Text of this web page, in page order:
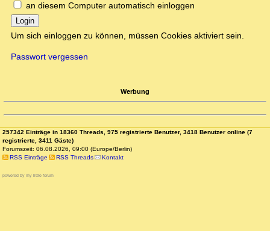
an diesem Computer automatisch einloggen
Login
Um sich einloggen zu können, müssen Cookies aktiviert sein.
Passwort vergessen
Werbung
257342 Einträge in 18360 Threads, 975 registrierte Benutzer, 3418 Benutzer online (7
registrierte, 3411 Gäste)
Forumszeit: 06.08.2026, 09:00 (Europe/Berlin)
RSS Einträge
RSS Threads Kontakt
powered by my little forum